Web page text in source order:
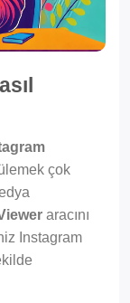
çok
aracını
Instagram